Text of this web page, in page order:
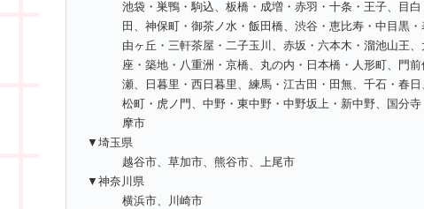
池袋・巣鴨・駒込、板橋・成増・赤羽・十条・王子、目
田、神保町・御茶ノ水・飯田橋、渋谷・恵比寿・中目黒
由ヶ丘・三軒茶屋・二子玉川、赤坂・六本木・溜池山王
座・築地・八重洲・京橋、丸の内・日本橋・人形町、門
瀬、日暮里・西日暮里、練馬・江古田・田無、千石・春
松町・虎ノ門、中野・東中野・中野坂上・新中野、国分
摩市
▼埼玉県
越谷市、草加市、熊谷市、上尾市
▼神奈川県
横浜市、川崎市